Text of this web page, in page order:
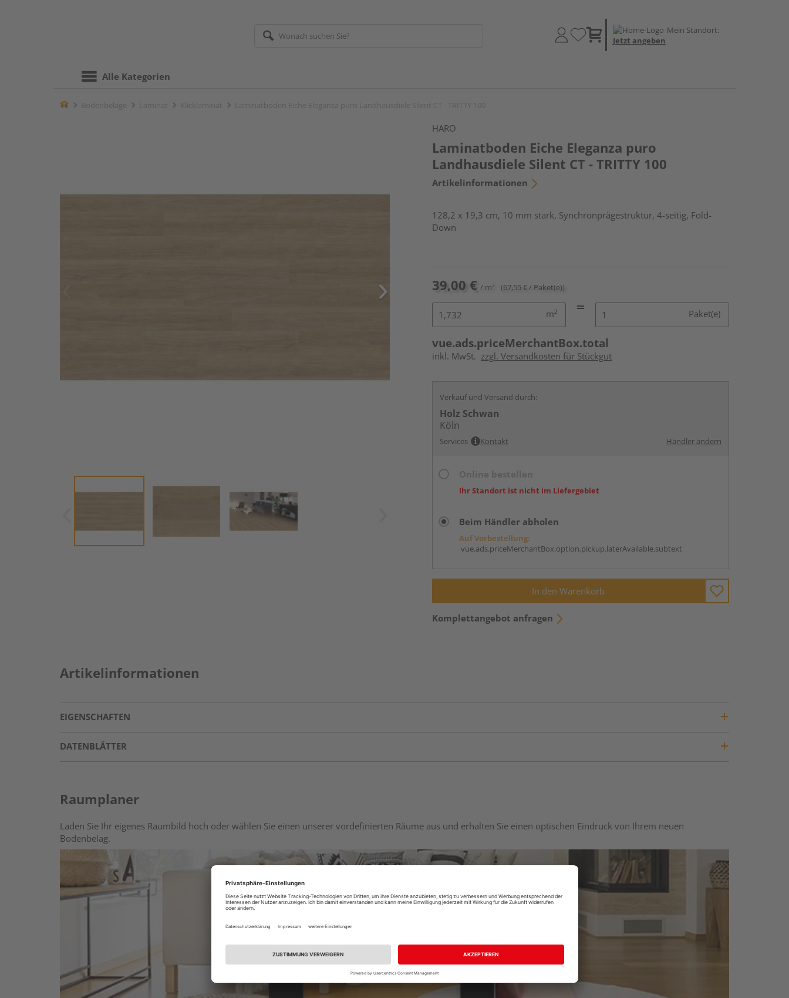
Mein Standort:
Jetzt angeben
Alle Kategorien
Home
HARO
Laminatboden Eiche Eleganza puro
Landhausdiele Silent CT - TRITTY 100
Artikelinformationen
128,2 x 19,3 cm, 10 mm stark, Synchronprägestruktur, 4-seitig, Fold-
Down
39,00 € / m² (67,55 € / Paket(e))
m² Paket(e)
vue.ads.priceMerchantBox.total
inkl. MwSt. zzgl. Versandkosten für Stückgut
Verkauf und Versand durch:
Holz Schwan
Köln
Services Kontakt Händler ändern
Ihr Standort ist nicht im Liefergebiet
Beim Händler abholen
Auf Vorbestellung:
vue.ads.priceMerchantBox.option.pickup.laterAvailable.subtext
In den Warenkorb
Komplettangebot anfragen
Artikelinformationen
EIGENSCHAFTEN
DATENBLÄTTER
Raumplaner
Laden Sie Ihr eigenes Raumbild hoch oder wählen Sie einen unserer vordefinierten Räume aus und erhalten Sie einen optischen Eindruck von Ihrem neuen
Bodenbelag.